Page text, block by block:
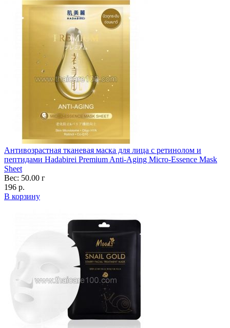
Антивозрастная тканевая маска для лица с ретинолом и
пептидами Hadabirei Premium Anti-Aging Micro-Essence Mask
Sheet
Вес: 50.00 г
196 р.
В корзину